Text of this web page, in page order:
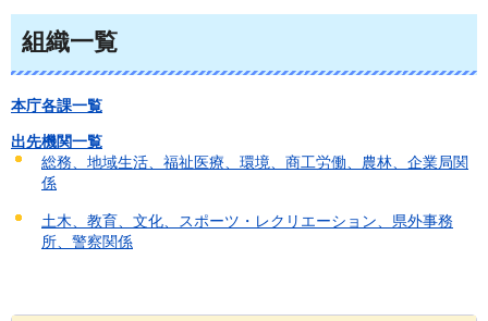
組織一覧
本庁各課一覧
出先機関一覧
総務、地域生活、福祉医療、環境、商工労働、農林、企業局関
係
土木、教育、文化、スポーツ・レクリエーション、県外事務
所、警察関係